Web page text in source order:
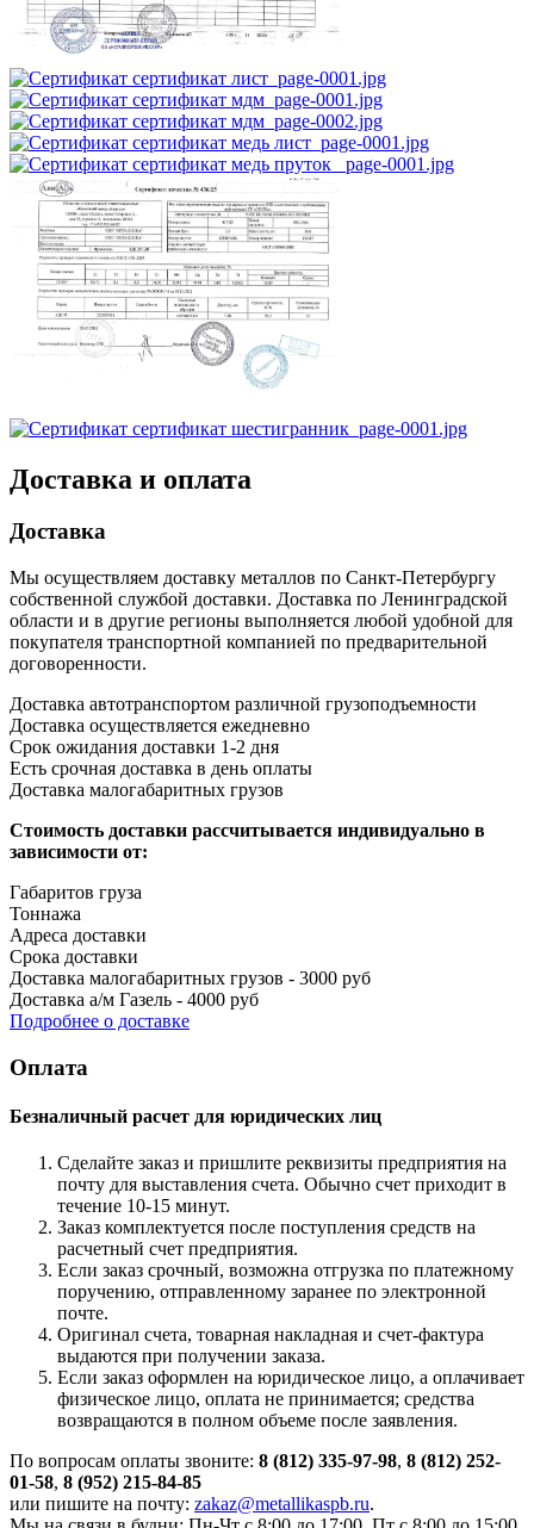
Доставка и оплата
Доставка
Мы осуществляем доставку металлов по Санкт-Петербургу
собственной службой доставки. Доставка по Ленинградской
области и в другие регионы выполняется любой удобной для
покупателя транспортной компанией по предварительной
договоренности.
Доставка автотранспортом различной грузоподъемности
Доставка осуществляется ежедневно
Срок ожидания доставки 1-2 дня
Есть срочная доставка в день оплаты
Доставка малогабаритных грузов
Стоимость доставки рассчитывается индивидуально в
зависимости от:
Габаритов груза
Тоннажа
Адреса доставки
Срока доставки
Доставка малогабаритных грузов - 3000 руб
Доставка а/м Газель - 4000 руб
Подробнее о доставке
Оплата
Безналичный расчет для юридических лиц
Сделайте заказ и пришлите реквизиты предприятия на
почту для выставления счета. Обычно счет приходит в
течение 10-15 минут.
Заказ комплектуется после поступления средств на
расчетный счет предприятия.
Если заказ срочный, возможна отгрузка по платежному
поручению, отправленному заранее по электронной
почте.
Оригинал счета, товарная накладная и счет-фактура
выдаются при получении заказа.
Если заказ оформлен на юридическое лицо, а оплачивает
физическое лицо, оплата не принимается; средства
возвращаются в полном объеме после заявления.
По вопросам оплаты звоните: 8 (812) 335-97-98, 8 (812) 252-
01-58, 8 (952) 215-84-85
или пишите на почту: zakaz@metallikaspb.ru.